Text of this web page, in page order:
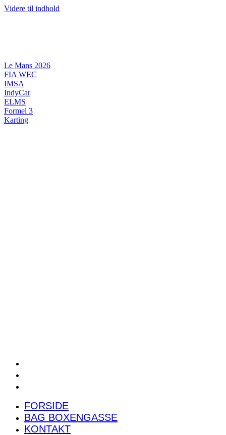
Videre til indhold
Le Mans 2026
FIA WEC
IMSA
IndyCar
ELMS
Formel 3
Karting
FORSIDE
BAG BOXENGASSE
KONTAKT